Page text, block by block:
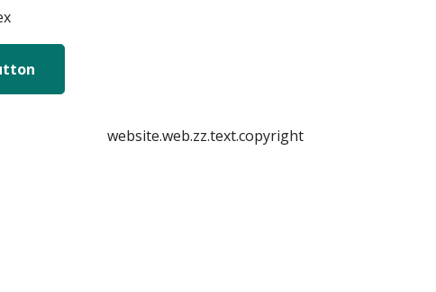
website.web.zz.text.copyright